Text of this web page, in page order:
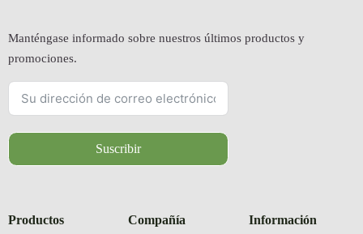
Productos Compañía Información
Manténgase informado sobre nuestros últimos productos y
promociones.
Suscribir